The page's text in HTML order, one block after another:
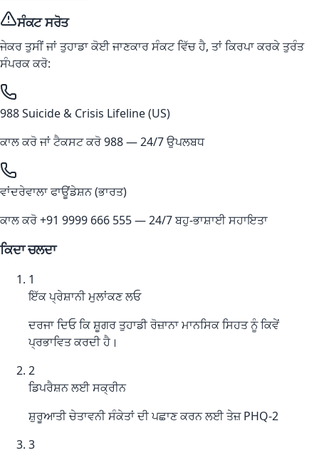
ਸੰਕਟ ਸਰੋਤ
ਜੇਕਰ ਤੁਸੀਂ ਜਾਂ ਤੁਹਾਡਾ ਕੋਈ ਜਾਣਕਾਰ ਸੰਕਟ ਵਿੱਚ ਹੈ, ਤਾਂ ਕਿਰਪਾ ਕਰਕੇ ਤੁਰੰਤ
ਸੰਪਰਕ ਕਰੋ:
988 Suicide & Crisis Lifeline (US)
ਕਾਲ ਕਰੋ ਜਾਂ ਟੈਕਸਟ ਕਰੋ988— 24/7 ਉਪਲਬਧ
ਵਾਂਦਰੇਵਾਲਾ ਫਾਊਂਡੇਸ਼ਨ (ਭਾਰਤ)
ਕਾਲ ਕਰੋ+91 9999 666 555— 24/7 ਬਹੁ-ਭਾਸ਼ਾਈ ਸਹਾਇਤਾ
ਕਿਦਾ ਚਲਦਾ
1
ਇੱਕ ਪ੍ਰੇਸ਼ਾਨੀ ਮੁਲਾਂਕਣ ਲਓ
ਦਰਜਾ ਦਿਓ ਕਿ ਸ਼ੂਗਰ ਤੁਹਾਡੀ ਰੋਜ਼ਾਨਾ ਮਾਨਸਿਕ ਸਿਹਤ ਨੂੰ ਕਿਵੇਂ
ਪ੍ਰਭਾਵਿਤ ਕਰਦੀ ਹੈ।
2
ਡਿਪਰੈਸ਼ਨ ਲਈ ਸਕ੍ਰੀਨ
ਸ਼ੁਰੂਆਤੀ ਚੇਤਾਵਨੀ ਸੰਕੇਤਾਂ ਦੀ ਪਛਾਣ ਕਰਨ ਲਈ ਤੇਜ਼ PHQ-2
3